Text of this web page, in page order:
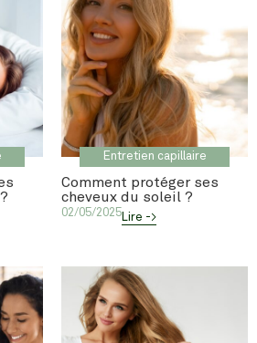
Entretien capillaire
Comment protéger ses
cheveux du soleil ?
02/05/2025Lire ->